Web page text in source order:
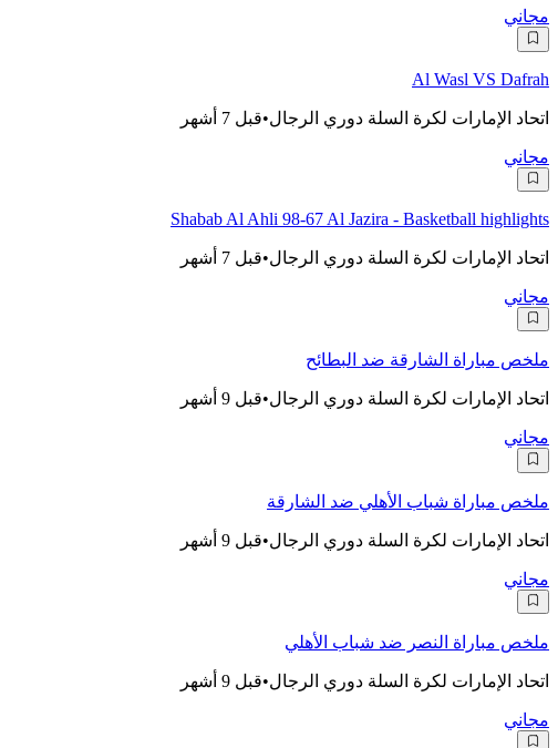
مجاني
Al Wasl VS Dafrah
اتحاد الإمارات لكرة السلة دوري الرجال•قبل 7 أشهر
مجاني
Shabab Al Ahli 98-67 Al Jazira - Basketball highlights
اتحاد الإمارات لكرة السلة دوري الرجال•قبل 7 أشهر
مجاني
ملخص مباراة الشارقة ضد البطائح
اتحاد الإمارات لكرة السلة دوري الرجال•قبل 9 أشهر
مجاني
ملخص مباراة شباب الأهلي ضد الشارقة
اتحاد الإمارات لكرة السلة دوري الرجال•قبل 9 أشهر
مجاني
ملخص مباراة النصر ضد شباب الأهلي
اتحاد الإمارات لكرة السلة دوري الرجال•قبل 9 أشهر
مجاني